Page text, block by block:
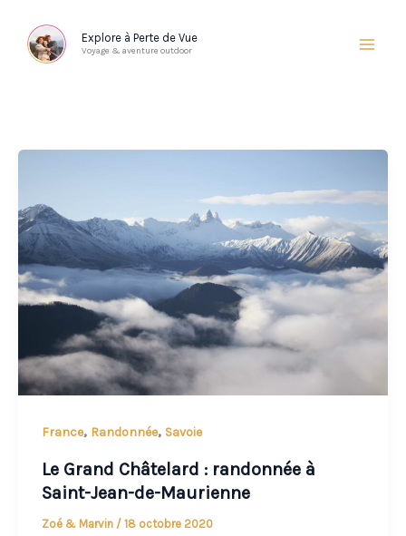
contenu
Explore à Perte de Vue
Voyage & aventure outdoor
France, Randonnée, Savoie
Le Grand Châtelard : randonnée à
Saint-Jean-de-Maurienne
Zoé & Marvin / 18 octobre 2020